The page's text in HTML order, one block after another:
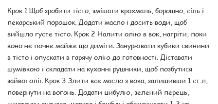
Крок 1 Щоб зробити тісто, змішати крохмаль, борошно, сіль і
пекарський порошок. Додати масло і досить води, щоб
вийшло густе тісто. Крок 2 Налити олію в вок, нагріти, поки
воно не почне майже що диміти. Занурювати кубики свинини
в тісто і опускати в гарячу олію до готовності. Діставати
шумівкою і складати на кухонні рушники, щоб позбутися
зайвої олії. Крок 3 Злити все масло з вока, залишивши 1 ст л,
повернути на вогонь. Додати цибулю, зелений перець,